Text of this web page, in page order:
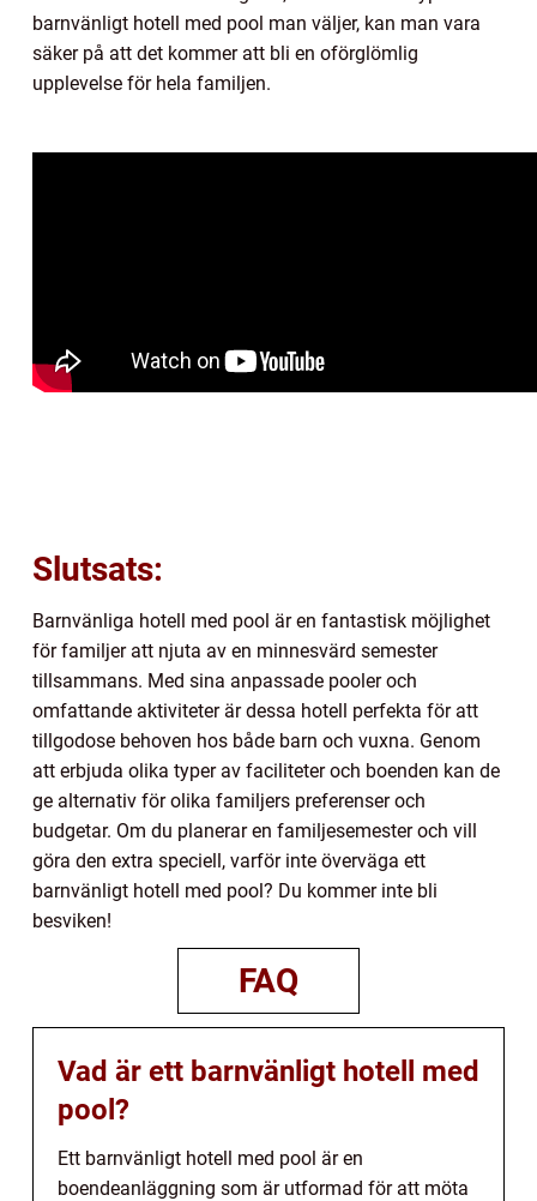
barnvänligt hotell med pool man väljer, kan man vara
säker på att det kommer att bli en oförglömlig
upplevelse för hela familjen.
Slutsats:
Barnvänliga hotell med pool är en fantastisk möjlighet
för familjer att njuta av en minnesvärd semester
tillsammans. Med sina anpassade pooler och
omfattande aktiviteter är dessa hotell perfekta för att
tillgodose behoven hos både barn och vuxna. Genom
att erbjuda olika typer av faciliteter och boenden kan de
ge alternativ för olika familjers preferenser och
budgetar. Om du planerar en familjesemester och vill
göra den extra speciell, varför inte överväga ett
barnvänligt hotell med pool? Du kommer inte bli
besviken!
FAQ
Vad är ett barnvänligt hotell med
pool?
Ett barnvänligt hotell med pool är en
boendeanläggning som är utformad för att möta